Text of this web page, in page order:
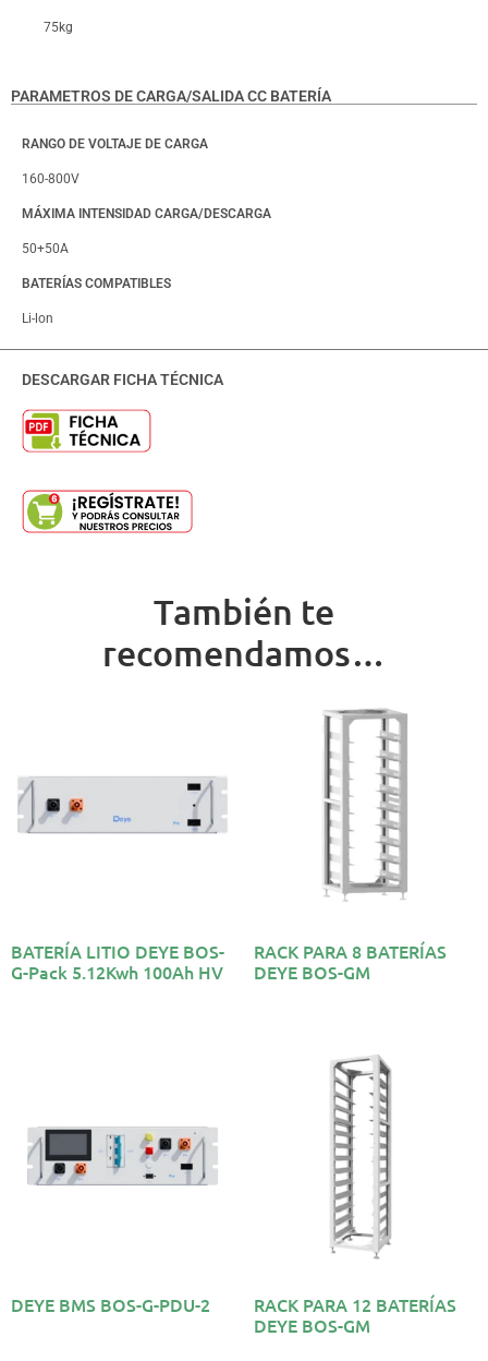
75kg
PARAMETROS DE CARGA/SALIDA CC BATERÍA
RANGO DE VOLTAJE DE CARGA
160-800V
MÁXIMA INTENSIDAD CARGA/DESCARGA
50+50A
BATERÍAS COMPATIBLES
Li-lon
DESCARGAR FICHA TÉCNICA
También te
recomendamos…
BATERÍA LITIO DEYE BOS-
G-Pack 5.12Kwh 100Ah HV
RACK PARA 8 BATERÍAS
DEYE BOS-GM
DEYE BMS BOS-G-PDU-2
RACK PARA 12 BATERÍAS
DEYE BOS-GM